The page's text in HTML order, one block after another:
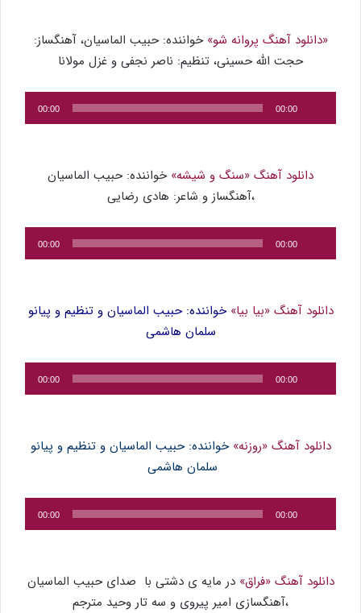
«دانلود آهنگ پروانه شو» خواننده: حبیب الماسیان، آهنگساز:
حجت الله حسینی، تنظیم: ناصر نجفی و غزل مولانا
پخش‌کننده
صوت
00:00
00:00
دانلود آهنگ «سنگ و شیشه» خواننده: حبیب الماسیان
،آهنگساز و شاعر: هادی رضایی
پخش‌کننده
صوت
00:00
00:00
دانلود آهنگ «بیا بیا» خواننده: حبیب الماسیان و تنظیم و پیانو
سلمان هاشمی
پخش‌کننده
صوت
00:00
00:00
دانلود آهنگ «روزنه» خواننده: حبیب الماسیان و تنظیم و پیانو
سلمان هاشمی
پخش‌کننده
صوت
00:00
00:00
دانلود آهنگ «فراق» در مایه ی دشتی با صدای حبیب الماسیان
،آهنگسازی امیر پیروی و سه تار وحید مترجم